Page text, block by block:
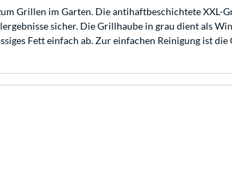
Grillen im Garten. Die antihaftbeschichtete
sicher. Die Grillhaube in grau dient als
Fett einfach ab. Zur einfachen Reinigung ist